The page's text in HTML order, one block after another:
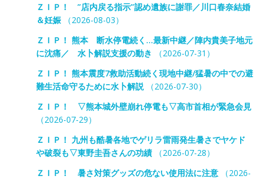
ＺＩＰ！ ”店内戻る指示”認め遺族に謝罪／川口春奈結婚
＆妊娠（2026-08-03）
ＺＩＰ！ 熊本 断水停電続く…最新中継／陣内貴美子地元
に沈痛／ 水卜解説支援の動き
（2026-07-31）
ＺＩＰ！ 熊本震度7救助活動続く現地中継/猛暑の中での避
難生活命守るために水卜解説（2026-07-30）
ＺＩＰ！ ▽熊本城外壁崩れ停電も▽高市首相が緊急会見
（2026-07-29）
ＺＩＰ！ 九州も酷暑各地でゲリラ雷雨発生暑さでヤケド
や破裂も▽東野圭吾さんの功績（2026-07-28）
ＺＩＰ！ 暑さ対策グッズの危ない使用法に注意（2026-